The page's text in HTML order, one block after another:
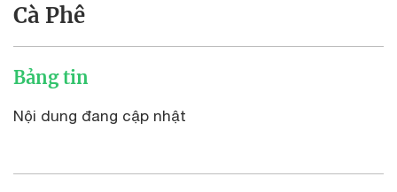
Cà Phê
Bảng tin
Nội dung đang cập nhật